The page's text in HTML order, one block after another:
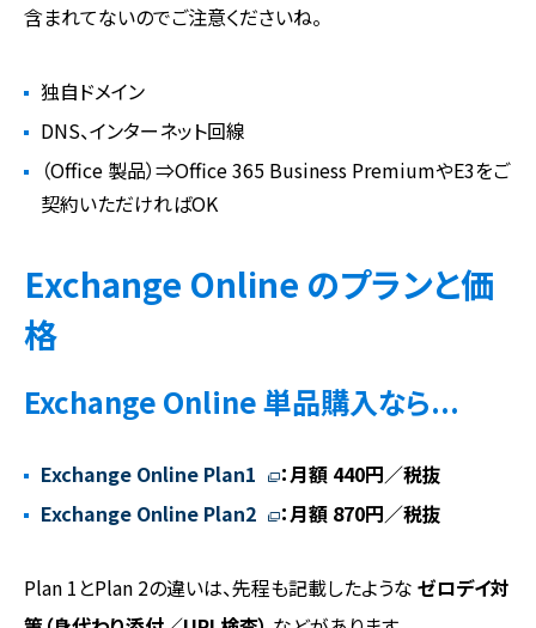
含まれてないのでご注意くださいね。
独自ドメイン
DNS、インターネット回線
（Office 製品）⇒Office 365 Business PremiumやE3をご
契約いただければOK
Exchange Online のプランと価
格
Exchange Online 単品購入なら...
Exchange Online Plan1
：月額 440円／税抜
Exchange Online Plan2
：月額 870円／税抜
Plan 1とPlan 2の違いは、先程も記載したような ゼロデイ対